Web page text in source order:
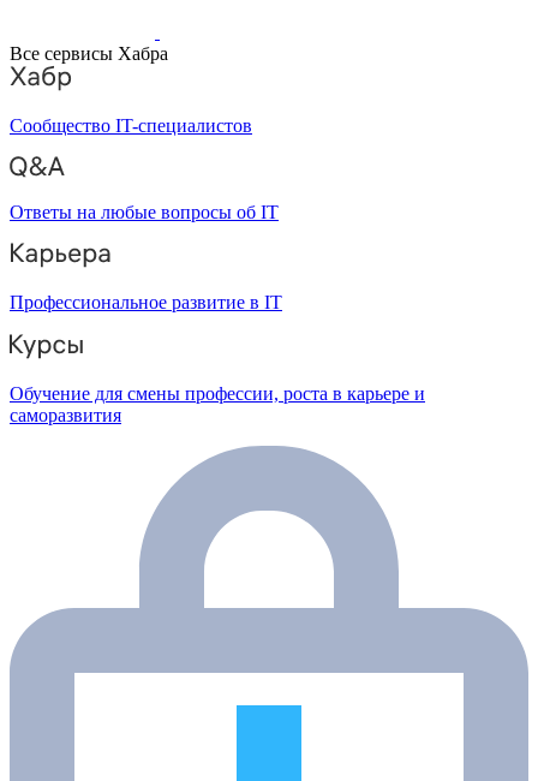
Все сервисы Хабра
Сообщество IT-специалистов
Ответы на любые вопросы об IT
Профессиональное развитие в IT
Обучение для смены профессии, роста в карьере и
саморазвития